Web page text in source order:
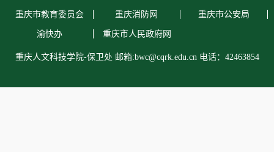
重庆市教育委员会 重庆消防网 重庆市公安局
渝快办 重庆市人民政府网
重庆人文科技学院-保卫处 邮箱:bwc@cqrk.edu.cn 电话：42463854